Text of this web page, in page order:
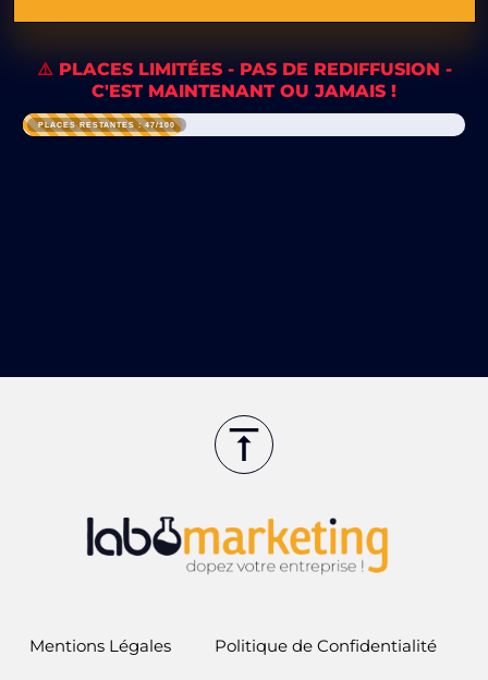
⚠️ PLACES LIMITÉES - PAS DE REDIFFUSION -
C'EST MAINTENANT OU JAMAIS !
PLACES RESTANTES : 47/100
Mentions Légales Politique de Confidentialité